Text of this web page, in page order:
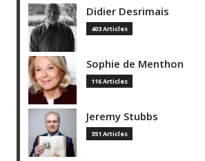
Didier Desrimais
403 Articles
Sophie de Menthon
116 Articles
Jeremy Stubbs
351 Articles